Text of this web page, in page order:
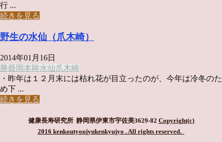
行 ...
続きを見る
野生の水仙（爪木崎）
2014年01月16日
勝爺 岡本眸水仙爪木崎
・昨年は１２月末には枯れ花が目立ったのが、今年は冷冬のた
め下 ...
続きを見る
健康長寿研究所 静岡県伊東市宇佐美3629-82 Copyright(c)
2016 kenkoutyoujyukenkyujyo . All rights reserved.